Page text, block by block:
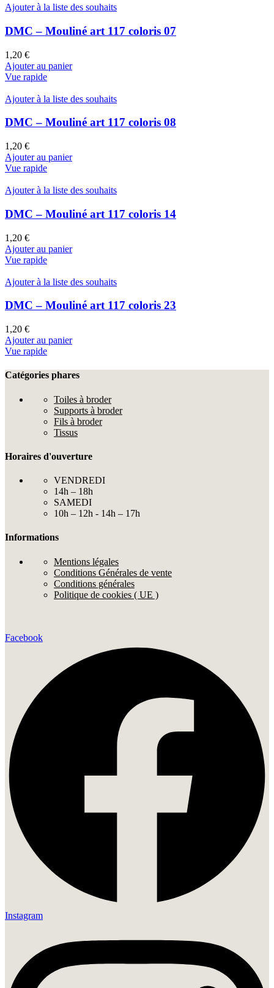
Ajouter à la liste des souhaits
DMC – Mouliné art 117 coloris 07
1,20 €
Ajouter au panier
Vue rapide
Ajouter à la liste des souhaits
DMC – Mouliné art 117 coloris 08
1,20 €
Ajouter au panier
Vue rapide
Ajouter à la liste des souhaits
DMC – Mouliné art 117 coloris 14
1,20 €
Ajouter au panier
Vue rapide
Ajouter à la liste des souhaits
DMC – Mouliné art 117 coloris 23
1,20 €
Ajouter au panier
Vue rapide
Catégories phares
Toiles à broder
Supports à broder
Fils à broder
Tissus
Horaires d'ouverture
VENDREDI
14h – 18h
SAMEDI
10h – 12h - 14h – 17h
Informations
Mentions légales
Conditions Générales de vente
Conditions générales
Politique de cookies ( UE )
Facebook
Instagram